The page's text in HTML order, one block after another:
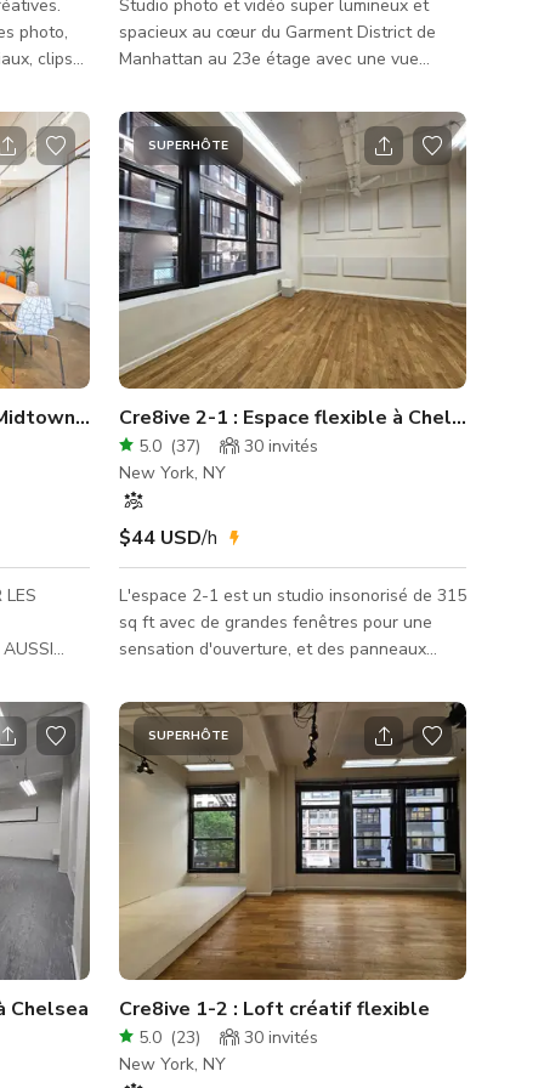
photo,
clips
Ce
toile
du
sud-
avec
Studio photo et vidéo super lumineux et
spacieux au cœur du Garment District de
Manhattan au 23e étage avec une vue
responsable de studio est sur place pour
s'assurer que vous avez tout ce dont vous
avez besoin pour une excellente
séance.★★★ - Tout l'équipement que nous
avons est à votre disposition
GRATUITEMENT. - Hauteur sous plafond =
12 pieds - Papier sans couture = 15 couleurs
différentes. - Si vous souhaitez utiliser un
fond en papie
avec vue sur la skyline !
LES
du
rue et
sur
SUPERHÔTE
Cre8ive 2-1 : Espace flexible à Chelsea
5.0 (37) 30 invités
New York, NY
$44 USD/h
L'espace 2-1 est un studio insonorisé de 315
sq ft avec de grandes fenêtres pour une
sensation d'ouverture, et des panneaux
projet de tournage ou d'enregistrement sur
lequel vous travaillez, garantissant un
meilleur son et plus d'intimité. Avec une
capacité allant jusqu'à 25 invités, l'espace 2-
1 est une taille parfaite pour la
collaboration et la créativité. Que vous
organisiez des interviews pour un poste ou
un podcast, une réunion ou un to
Chelsea
SUPERHÔTE
Cre8ive 1-2 : Loft créatif flexible
5.0 (23) 30 invités
New York, NY